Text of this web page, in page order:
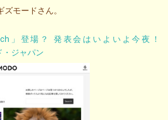
モードさん。
」登場？ 発表会はいよいよ今夜！
・ジャパン